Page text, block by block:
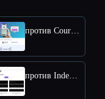
против Coursebox
против IndexApps